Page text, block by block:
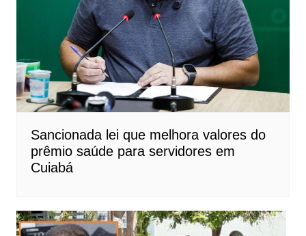
Sancionada lei que melhora valores do
prêmio saúde para servidores em
Cuiabá